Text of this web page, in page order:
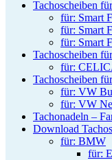
Tachoscheiben
für: Smart
für: Smart
für: Smart
Tachoscheiben
für:
Tachoscheiben
für: VW
für: VW
Tachonadeln –
Download
für: BMW
für: